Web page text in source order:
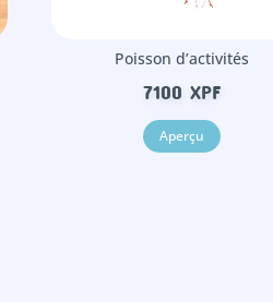
Poisson d’activités
7100 XPF
Aperçu